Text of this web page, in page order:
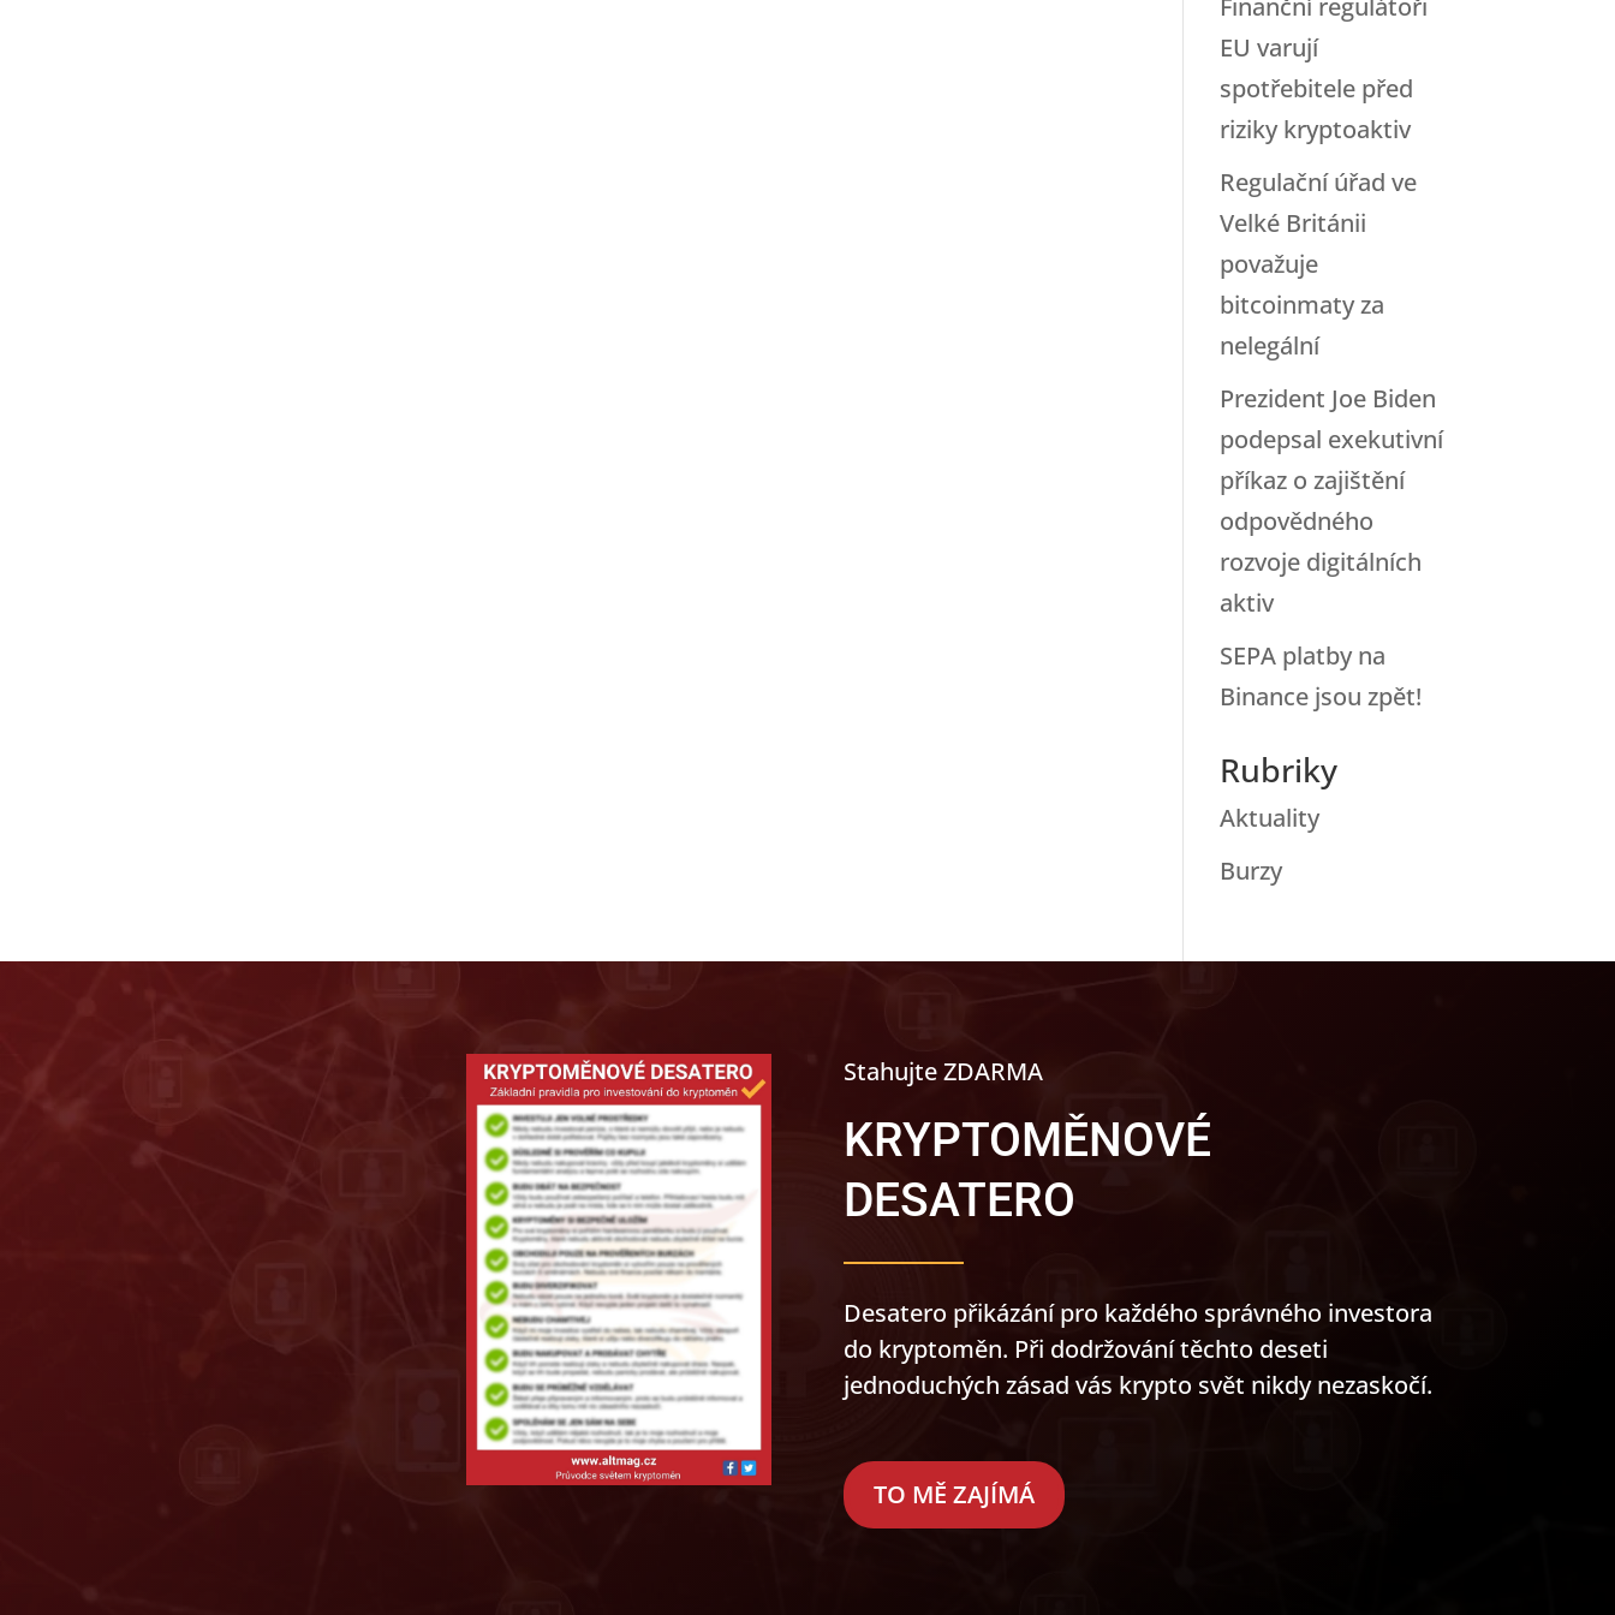
Finanční regulátoři
EU varují
spotřebitele před
riziky kryptoaktiv
Regulační úřad ve
Velké Británii
považuje
bitcoinmaty za
nelegální
Prezident Joe Biden
podepsal exekutivní
příkaz o zajištění
odpovědného
rozvoje digitálních
aktiv
SEPA platby na
Binance jsou zpět!
Rubriky
Aktuality
Burzy
Stahujte ZDARMA
KRYPTOMĚNOVÉ
DESATERO
Desatero přikázání pro každého správného investora
do kryptoměn. Při dodržování těchto deseti
jednoduchých zásad vás krypto svět nikdy nezaskočí.
TO MĚ ZAJÍMÁ